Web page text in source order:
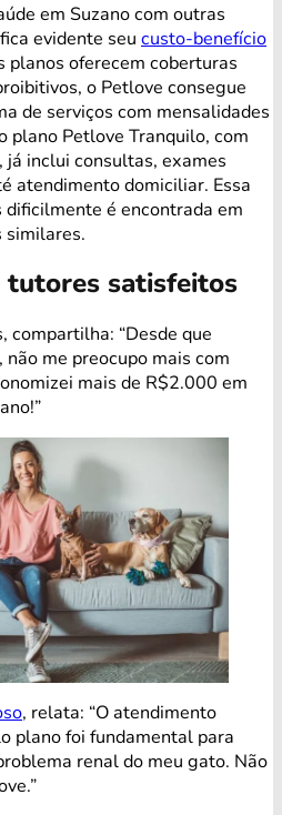
em Suzano com outras
evidente seu custo-benefício
planos oferecem coberturas
o Petlove consegue
de serviços com mensalidades
plano Petlove Tranquilo, com
inclui consultas, exames
atendimento domiciliar. Essa
é encontrada em
similares.
tutores satisfeitos
compartilha: “Desde que
me preocupo mais com
mais de R$2.000 em
, relata: “O atendimento
plano foi fundamental para
renal do meu gato. Não